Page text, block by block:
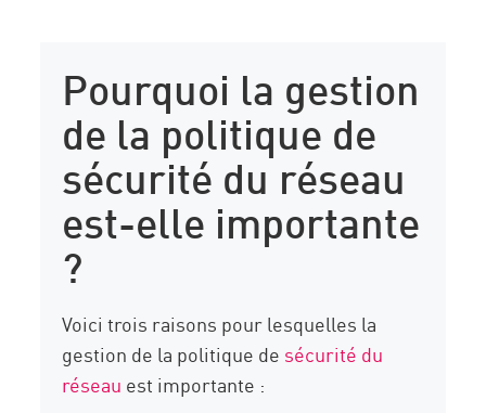
Pourquoi la gestion
de la politique de
sécurité du réseau
est-elle importante
?
Voici trois raisons pour lesquelles la
gestion de la politique de sécurité du
réseau est importante :